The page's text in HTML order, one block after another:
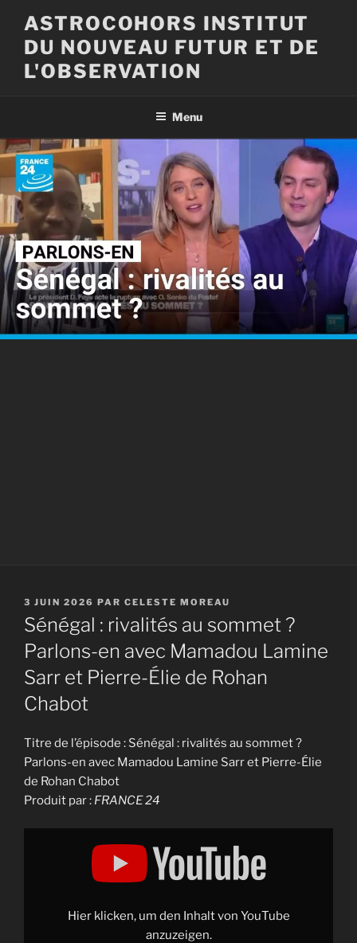
contenu
principal
ASTROCOHORS INSTITUT
DU NOUVEAU FUTUR ET DE
L'OBSERVATION
Menu
PUBLIÉ
LE
3 JUIN 2026 PAR CELESTE MOREAU
Sénégal : rivalités au sommet ?
Parlons-en avec Mamadou Lamine
Sarr et Pierre-Élie de Rohan
Chabot
Titre de l’épisode : Sénégal : rivalités au sommet ?
Parlons-en avec Mamadou Lamine Sarr et Pierre-Élie
de Rohan Chabot
Produit par : FRANCE 24
Display
Hier klicken, um den Inhalt von YouTube
anzuzeigen.